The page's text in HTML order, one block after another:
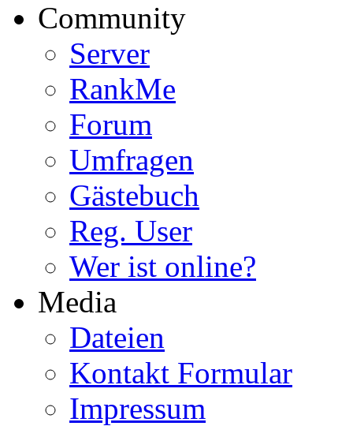
Community
Server
RankMe
Forum
Umfragen
Gästebuch
Reg. User
Wer ist online?
Media
Dateien
Kontakt Formular
Impressum